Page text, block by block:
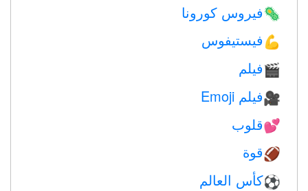
🦠فيروس كورونا
💪 فيستيفوس
🎬فيلم
🎥فيلم Emoji
💕قلوب
🏈قوة
⚽كأس العالم